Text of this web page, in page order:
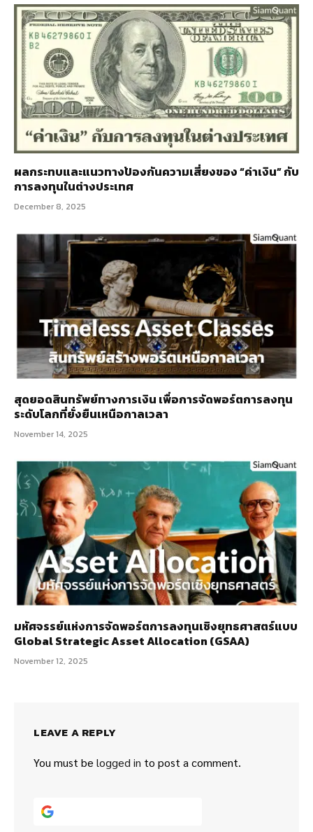
ผลกระทบและแนวทางป้องกันความเสี่ยงของ “ค่าเงิน” กับ
การลงทุนในต่างประเทศ
December 8, 2025
สุดยอดสินทรัพย์ทางการเงิน เพื่อการจัดพอร์ตการลงทุน
ระดับโลกที่ยั่งยืนเหนือกาลเวลา
November 14, 2025
มหัศจรรย์แห่งการจัดพอร์ตการลงทุนเชิงยุทธศาสตร์แบบ
Global Strategic Asset Allocation (GSAA)
November 12, 2025
LEAVE A REPLY
You must be logged in to post a comment.